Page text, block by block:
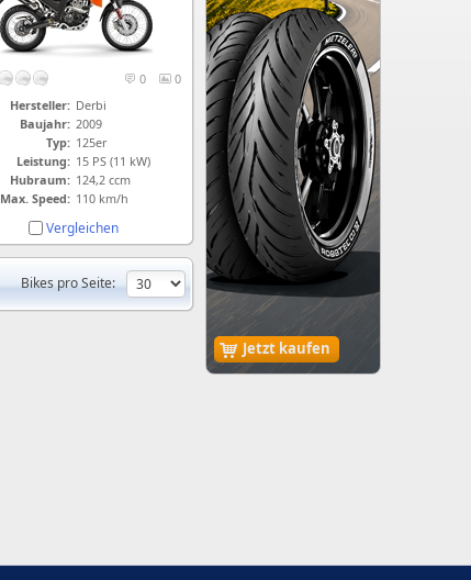
Jetzt kaufen
0
0
Hersteller: Derbi
Baujahr: 2009
Typ: 125er
Leistung: 15 PS (11 kW)
Hubraum: 124,2 ccm
Max. Speed: 110 km/h
Vergleichen
Bikes pro Seite: